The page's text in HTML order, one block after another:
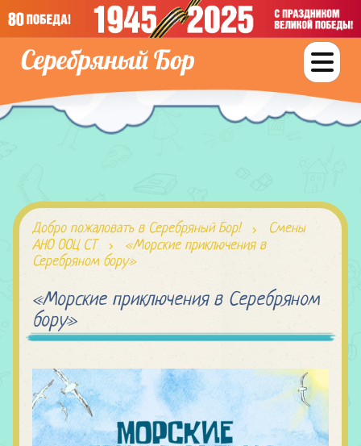
Добро пожаловать в Серебряный Бор!
Смены
АНО ООЦ СТ
«Морские приключения в
Серебряном бору»
«Морские приключения в Серебряном
бору»